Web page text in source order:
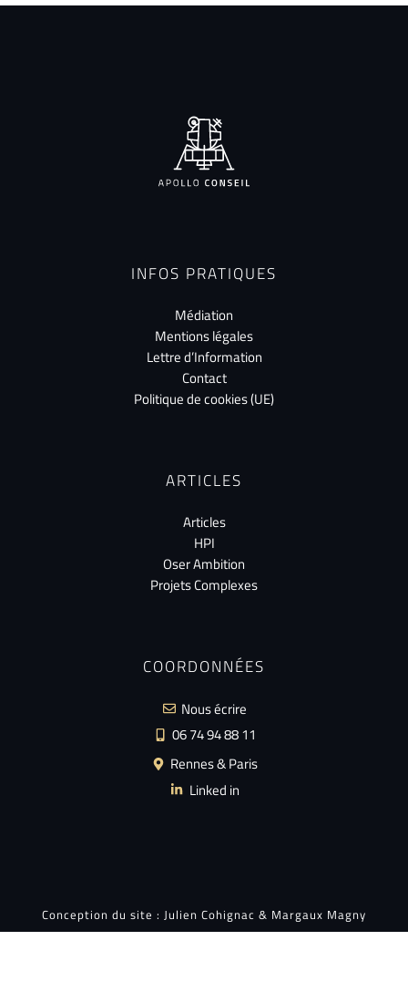
INFOS PRATIQUES
Médiation
Mentions légales
Lettre d’Information
Contact
Politique de cookies (UE)
ARTICLES
Articles
HPI
Oser Ambition
Projets Complexes
COORDONNÉES
Nous écrire
06 74 94 88 11
Rennes & Paris
Linked in
Conception du site : Julien Cohignac & Margaux Magny